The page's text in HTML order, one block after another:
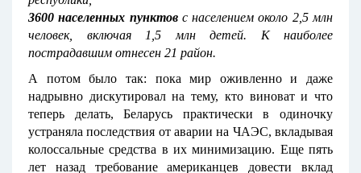
3600 населенных пунктовс населением около 2,5 млн
человек, включая 1,5 млн детей. К наиболее
пострадавшим отнесен 21 район.
А потом было так: пока мир оживленно и даже
надрывно дискутировал на тему, кто виноват и что
теперь делать, Беларусь практически в одиночку
устраняла последствия от аварии на ЧАЭС, вкладывая
колоссальные средства в их минимизацию. Еще пять
лет назад требование американцев довести вклад